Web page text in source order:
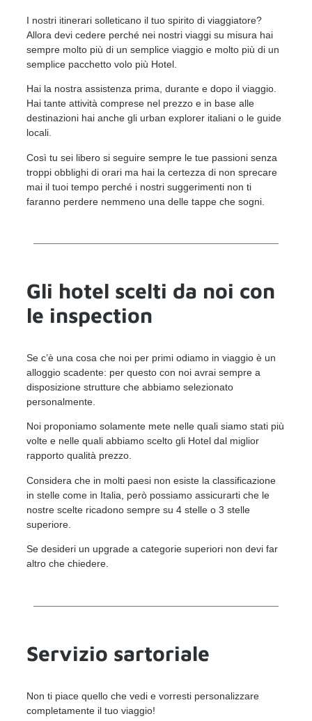
I nostri itinerari solleticano il tuo spirito di viaggiatore?
Allora devi cedere perché nei nostri viaggi su misura hai
sempre molto più di un semplice viaggio e molto più di un
semplice pacchetto volo più Hotel.
Hai la nostra assistenza prima, durante e dopo il viaggio.
Hai tante attività comprese nel prezzo e in base alle
destinazioni hai anche gli urban explorer italiani o le guide
locali.
Così tu sei libero si seguire sempre le tue passioni senza
troppi obblighi di orari ma hai la certezza di non sprecare
mai il tuoi tempo perché i nostri suggerimenti non ti
faranno perdere nemmeno una delle tappe che sogni.
Gli hotel scelti da noi con
le inspection
Se c’è una cosa che noi per primi odiamo in viaggio è un
alloggio scadente: per questo con noi avrai sempre a
disposizione strutture che abbiamo selezionato
personalmente.
Noi proponiamo solamente mete nelle quali siamo stati più
volte e nelle quali abbiamo scelto gli Hotel dal miglior
rapporto qualità prezzo.
Considera che in molti paesi non esiste la classificazione
in stelle come in Italia, però possiamo assicurarti che le
nostre scelte ricadono sempre su 4 stelle o 3 stelle
superiore.
Se desideri un upgrade a categorie superiori non devi far
altro che chiedere.
Servizio sartoriale
Non ti piace quello che vedi e vorresti personalizzare
completamente il tuo viaggio!